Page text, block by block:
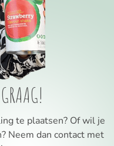
te plaatsen? Of wil je
Neem dan contact met